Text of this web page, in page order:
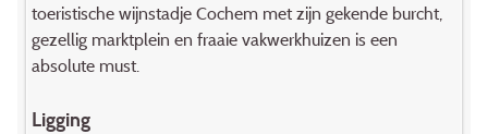
toeristische wijnstadje Cochem met zijn gekende burcht,
gezellig marktplein en fraaie vakwerkhuizen is een
absolute must.
Ligging